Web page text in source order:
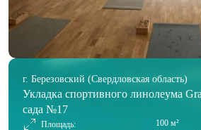
г. Березовский (Свердловская область)
Укладка спортивного линолеума
сада №17
Площадь:
100 м²